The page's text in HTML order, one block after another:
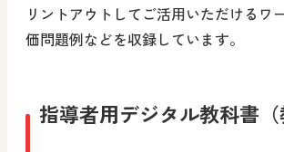
リントアウトしてご活用いただけるワ
価問題例などを収録しています。
指導者用デジタル教科書（